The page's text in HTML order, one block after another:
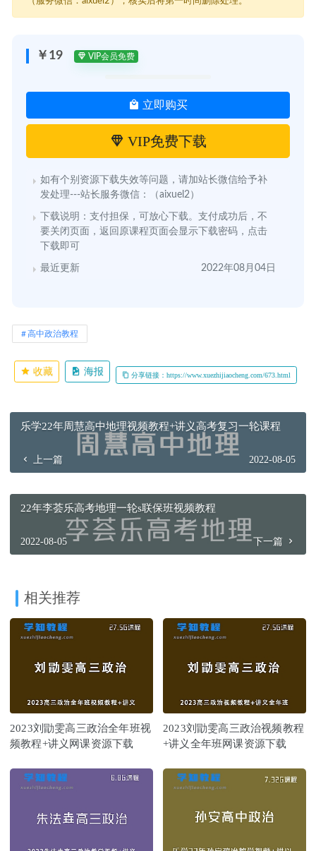
￥19 VIP会员免费
立即购买
VIP免费下载
如有个别资源下载失效等问题，请加站长微信给予补
发处理---站长服务微信：（aixuel2）
下载说明：支付担保，可放心下载。支付成功后，不
要关闭页面，返回原课程页面会显示下载密码，点击
下载即可
最近更新 2022年08月04日
高中政治教程
收藏 海报 分享链接：https://www.xuezhijiaocheng.com/673.html
乐学22年周慧高中地理视频教程+讲义高考复习一轮课程
上一篇 2022-08-05
22年李荟乐高考地理一轮s联保班视频教程
2022-08-05 下一篇
相关推荐
2023刘勖雯高三政治全年班视
频教程+讲义网课资源下载
2023刘勖雯高三政治视频教程
+讲义全年班网课资源下载